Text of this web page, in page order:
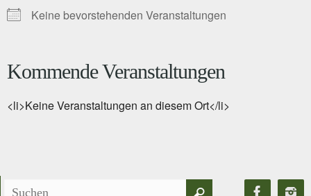
Keine bevorstehenden Veranstaltungen
Kommende Veranstaltungen
<li>Keine Veranstaltungen an diesem Ort</li>
Suchen